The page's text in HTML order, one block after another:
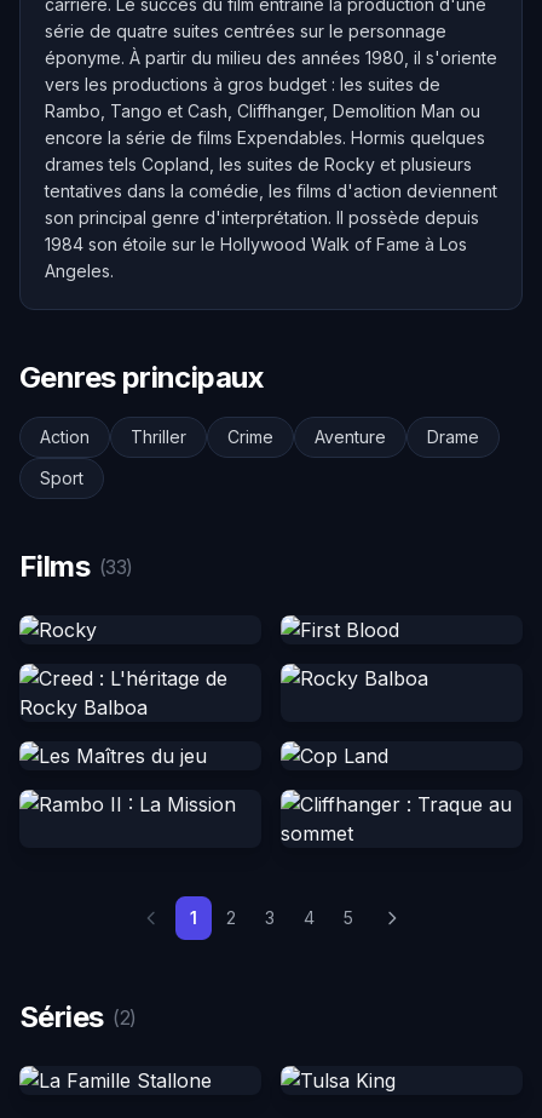
carrière. Le succès du film entraine la production d'une
série de quatre suites centrées sur le personnage
éponyme. À partir du milieu des années 1980, il s'oriente
vers les productions à gros budget : les suites de
Rambo, Tango et Cash, Cliffhanger, Demolition Man ou
encore la série de films Expendables. Hormis quelques
drames tels Copland, les suites de Rocky et plusieurs
tentatives dans la comédie, les films d'action deviennent
son principal genre d'interprétation. Il possède depuis
1984 son étoile sur le Hollywood Walk of Fame à Los
Angeles.
Genres principaux
Action Thriller Crime Aventure
Drame
Sport
Films (33)
1 2 3 4 5
Séries (2)